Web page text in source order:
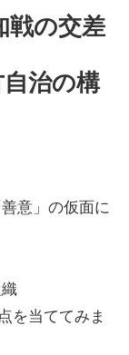
戦の交差
治の構
意」の仮面に
を当ててみま